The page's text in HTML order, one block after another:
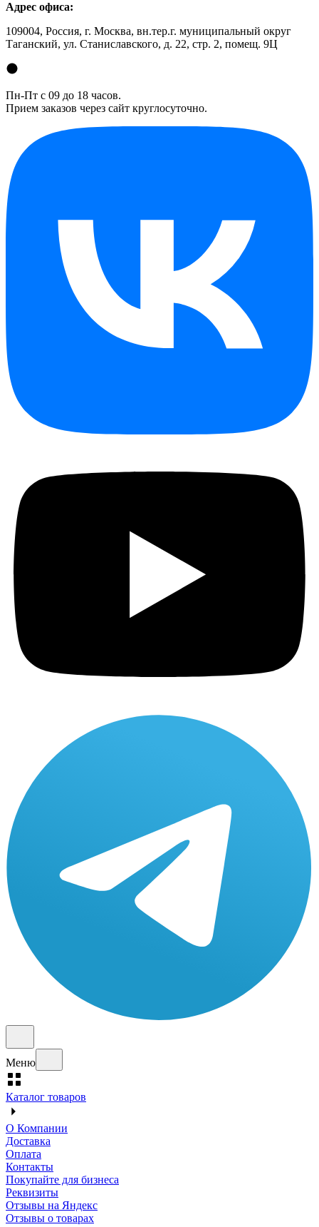
Адрес офиса:
109004, Россия, г. Москва, вн.тер.г. муниципальный округ
Таганский, ул. Станиславского, д. 22, стр. 2, помещ. 9Ц
Пн-Пт с 09 до 18 часов.
Прием заказов через сайт круглосуточно.
Меню
Каталог товаров
О Компании
Доставка
Оплата
Контакты
Покупайте для бизнеса
Реквизиты
Отзывы на Яндекс
Отзывы о товарах